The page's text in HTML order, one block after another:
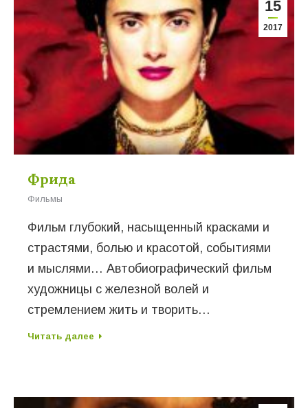
15
2017
Фрида
Фильмы
Фильм глубокий, насыщенный красками и
страстями, болью и красотой, событиями
и мыслями… Автобиографический фильм
художницы с железной волей и
стремлением жить и творить…
Читать далее